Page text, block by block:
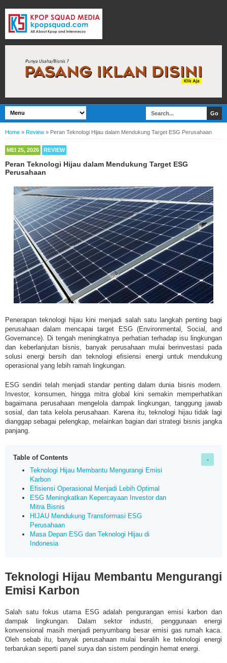
Home » Review » Peran Teknologi Hijau dalam Mendukung Target ESG Perusahaan
MEI 25, 2026 REVIEW
Peran Teknologi Hijau dalam Mendukung Target ESG
Perusahaan
Penerapan teknologi hijau kini menjadi salah satu langkah penting bagi
perusahaan dalam mencapai target ESG (Environmental, Social, and
Governance). Di tengah meningkatnya perhatian terhadap isu lingkungan
dan keberlanjutan bisnis, banyak perusahaan mulai berinvestasi pada
solusi energi bersih dan teknologi efisiensi energi untuk mendukung
operasional yang lebih ramah lingkungan.
ESG sendiri telah menjadi standar penting dalam dunia bisnis modern.
Investor, konsumen, hingga mitra global kini semakin memperhatikan
bagaimana perusahaan mengelola dampak lingkungan, tanggung jawab
sosial, dan tata kelola perusahaan. Karena itu, teknologi hijau tidak lagi
dianggap sebagai pelengkap, melainkan bagian dari strategi bisnis jangka
panjang.
Table of Contents
Teknologi Hijau Membantu Mengurangi Emisi
Karbon
Efisiensi Operasional Menjadi Lebih Optimal
ESG Meningkatkan Kepercayaan Investor dan
Mitra Bisnis
HIJAU Mendukung Transformasi ESG
Perusahaan
Masa Depan ESG dan Teknologi Hijau di
Indonesia
Teknologi Hijau Membantu Mengurangi
Emisi Karbon
Salah satu fokus utama ESG adalah pengurangan emisi karbon dan
dampak lingkungan. Dalam sektor industri, penggunaan energi
konvensional masih menjadi penyumbang besar emisi gas rumah kaca.
Oleh sebab itu, banyak perusahaan mulai beralih ke teknologi energi
terbarukan seperti panel surya dan sistem pendingin hemat energi.